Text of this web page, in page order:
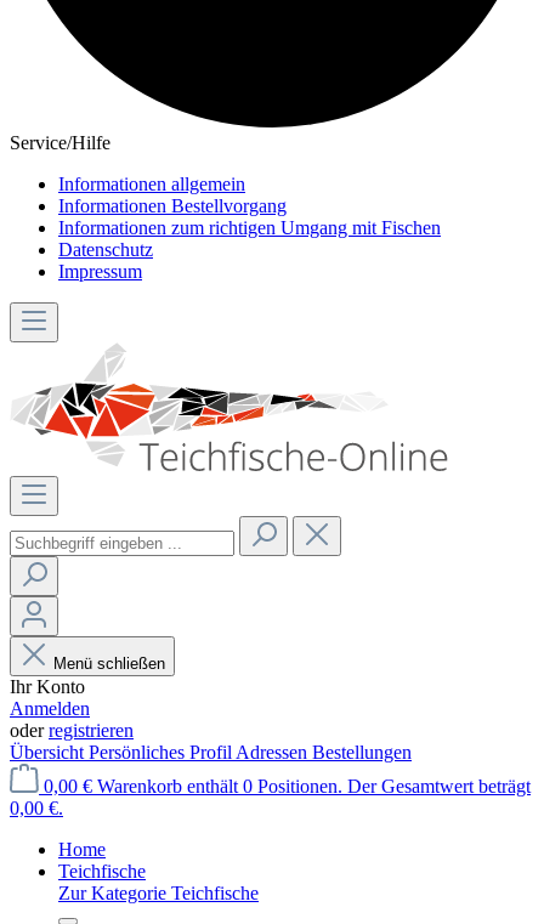
Service/Hilfe
Informationen allgemein
Informationen Bestellvorgang
Informationen zum richtigen Umgang mit Fischen
Datenschutz
Impressum
Menü schließen
Ihr Konto
Anmelden
oderregistrieren
Übersicht Persönliches Profil Adressen Bestellungen
0,00 € Warenkorb enthält 0 Positionen. Der Gesamtwert beträgt
0,00 €.
Home
Teichfische
Zur Kategorie Teichfische